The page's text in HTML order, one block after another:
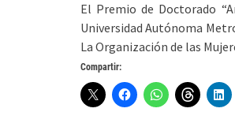
El Premio de Doctorado
Universidad Autónoma
La Organización de las
Compartir: